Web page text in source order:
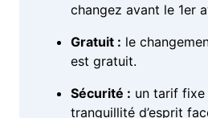
changez avant le 1er
Gratuit : le
est gratuit.
Sécurité : un tarif
tranquillité d’esprit